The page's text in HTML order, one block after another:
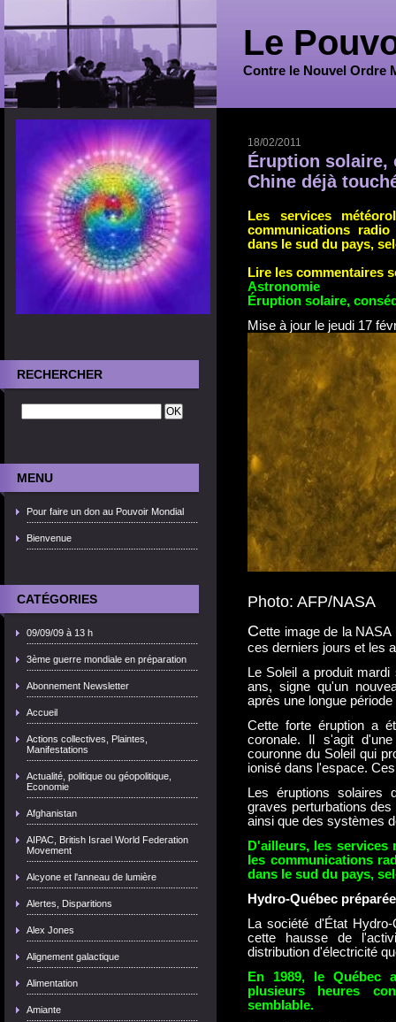
Le
Contre le Nouvel Ordre
RECHERCHER
MENU
Pour faire un don au Pouvoir Mondial
Bienvenue
CATÉGORIES
09/09/09 à 13 h
3ème guerre mondiale en préparation
Abonnement Newsletter
Accueil
Actions collectives, Plaintes,
Manifestations
Actualité, politique ou géopolitique,
Economie
Afghanistan
AIPAC, British Israel World Federation
Movement
Alcyone et l'anneau de lumière
Alertes, Disparitions
Alex Jones
Alignement galactique
Alimentation
Amiante
18/02/2011
Éruption solaire,
Chine déjà
Les services
communications
dans le sud du pays,
Lire les commentaires
Astronomie
Éruption solaire,
Mise à jour le jeudi 17
Photo: AFP/NASA
Cette image de la
ces derniers jours et les
Le Soleil a produit
ans, signe qu'un
après une longue
Cette forte éruption a
coronale. Il s'agit
couronne du Soleil qui
ionisé dans l'espace.
Les éruptions solaires
graves perturbations
ainsi que des systèmes
D'ailleurs, les
les communications
dans le sud du pays,
Hydro-Québec préparée
La société d'État
cette hausse de
distribution d'électricité
En 1989, le Québec
plusieurs heures
semblable.